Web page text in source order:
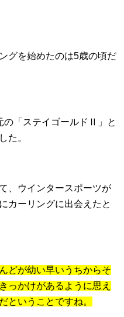
グを始めたのは5歳の頃だ
の「ステイゴールドⅡ」と
た。
、ウインタースポーツが
カーリングに出会えたと
どが幼い早いうちからそ
っかけがあるように思え
ということですね。